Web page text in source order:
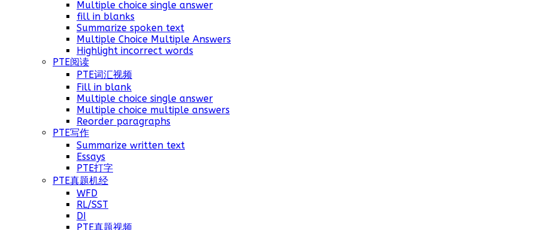
Multiple choice single answer
fill in blanks
Summarize spoken text
Multiple Choice Multiple Answers
Highlight incorrect words
PTE阅读
PTE词汇视频
Fill in blank
Multiple choice single answer
Multiple choice multiple answers
Reorder paragraphs
PTE写作
Summarize written text
Essays
PTE打字
PTE真题机经
WFD
RL/SST
DI
PTE真题视频